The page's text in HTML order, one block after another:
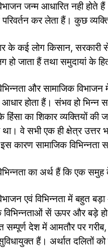
जन्म आधारित नही
परिवर्तन कर लेता हैं। कुछ
के कई लोग किसान,
हो जाता हैं तथा समुदायां के
और सामाजिक
होता हैं। संभव हो भिन्न
हिंसा का शिकार व्यक्तियों की
था। वे सभी एक ही क्षेत्र
कारण सामाजिक विभिन्नता
का अर्थ हैं कि एक
एवं विभिन्नता में बहुत
सें ऊपर और बड़े हो
सम्पूर्ण देश में आमतौर पर
हैं। अर्थात